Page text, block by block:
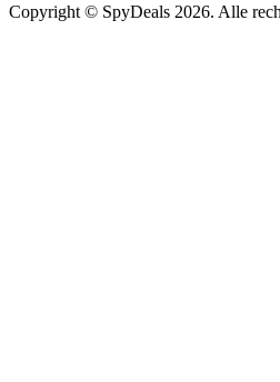
Copyright © SpyDeals 2026. Alle